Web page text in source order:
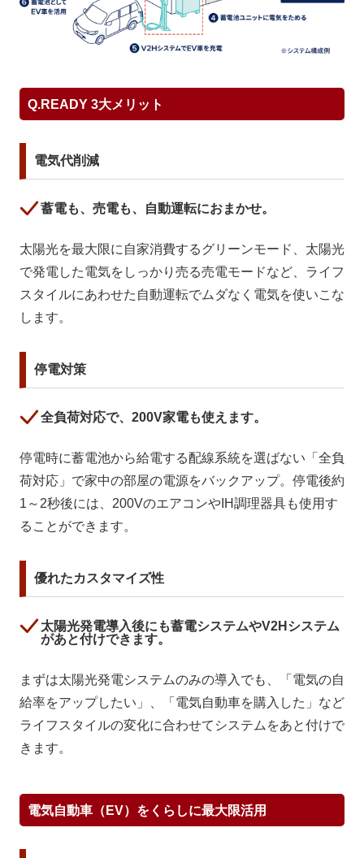
Q.READY 3大メリット
電気代削減
蓄電も、売電も、自動運転におまかせ。
太陽光を最大限に自家消費するグリーンモード、太陽光
で発電した電気をしっかり売る売電モードなど、ライフ
スタイルにあわせた自動運転でムダなく電気を使いこな
します。
停電対策
全負荷対応で、200V家電も使えます。
停電時に蓄電池から給電する配線系統を選ばない「全負
荷対応」で家中の部屋の電源をバックアップ。停電後約
1～2秒後には、200VのエアコンやIH調理器具も使用す
ることができます。
優れたカスタマイズ性
太陽光発電導入後にも蓄電システムやV2Hシステム
があと付けできます。
まずは太陽光発電システムのみの導入でも、「電気の自
給率をアップしたい」、「電気自動車を購入した」など
ライフスタイルの変化に合わせてシステムをあと付けで
きます。
電気自動車（EV）をくらしに最大限活用